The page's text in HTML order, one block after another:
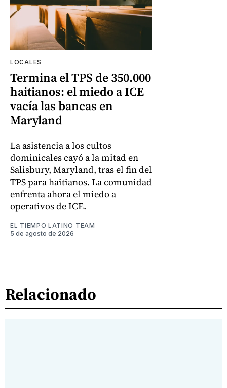
LOCALES
Termina el TPS de 350.000
haitianos: el miedo a ICE
vacía las bancas en
Maryland
La asistencia a los cultos
dominicales cayó a la mitad en
Salisbury, Maryland, tras el fin del
TPS para haitianos. La comunidad
enfrenta ahora el miedo a
operativos de ICE.
EL TIEMPO LATINO TEAM
5 de agosto de 2026
Relacionado